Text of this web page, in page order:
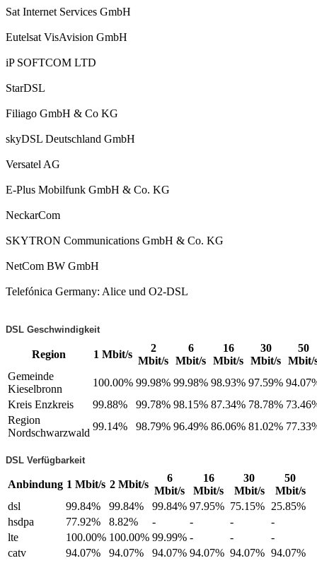
Sat Internet Services GmbH
Eutelsat VisAvision GmbH
iP SOFTCOM LTD
StarDSL
Filiago GmbH & Co KG
skyDSL Deutschland GmbH
Versatel AG
E-Plus Mobilfunk GmbH & Co. KG
NeckarCom
SKYTRON Communications GmbH & Co. KG
NetCom BW GmbH
Telefónica Germany: Alice und O2-DSL
DSL Geschwindigkeit
Region 1 Mbit/s
2
Mbit/s
6
Mbit/s
16
Mbit/s
30
Mbit/s
50
Mbit/
Gemeinde
Kieselbronn
100.00% 99.98% 99.98% 98.93% 97.59%
Kreis Enzkreis
99.88% 99.78% 98.15% 87.34% 78.78%
Region
Nordschwarzwald
99.14% 98.79% 96.49% 86.06% 81.02%
DSL Verfügbarkeit
Anbindung 1 Mbit/s 2 Mbit/s
6
Mbit/s
16
Mbit/s
30
Mbit/s
50
Mbit/s
dsl
99.84% 99.84% 99.84% 97.95% 75.15% 25.85%
hsdpa
77.92% 8.82% - - -
-
lte
100.00% 100.00% 99.99% - -
-
catv
94.07% 94.07% 94.07% 94.07% 94.07% 94.07%